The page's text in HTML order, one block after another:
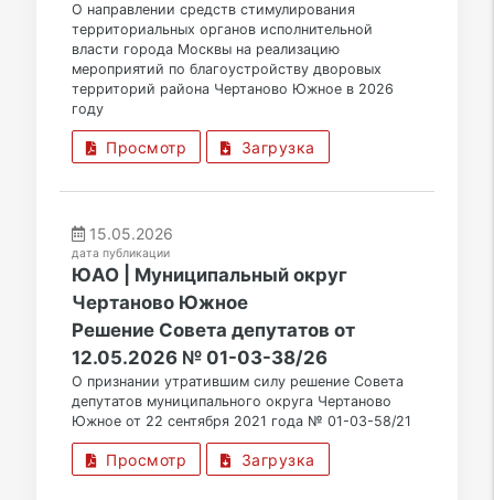
О направлении средств стимулирования
территориальных органов исполнительной
власти города Москвы на реализацию
мероприятий по благоустройству дворовых
территорий района Чертаново Южное в 2026
году
Просмотр Загрузка
15.05.2026
дата публикации
ЮАО | Муниципальный округ
Чертаново Южное
Решение Совета депутатов от
12.05.2026 № 01-03-38/26
О признании утратившим силу решение Совета
депутатов муниципального округа Чертаново
Южное от 22 сентября 2021 года № 01-03-58/21
Просмотр Загрузка